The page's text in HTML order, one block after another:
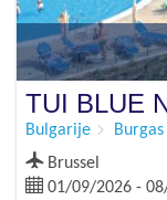
TUI BLUE
Bulgarije Burgas
Brussel
01/09/2026 -